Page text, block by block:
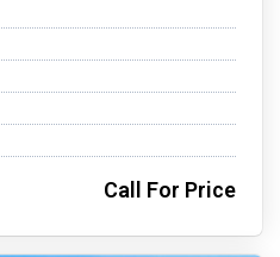
Call For Price